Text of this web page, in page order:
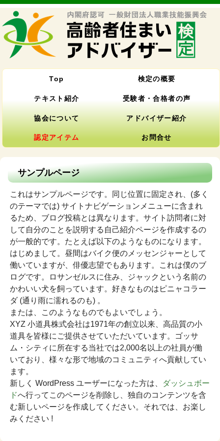
Top 検定の概要
テキスト紹介 受験者・合格者の声
協会について アドバイザー紹介
認定アイテム お問合せ
サンプルページ
これはサンプルページです。同じ位置に固定され、(多く
のテーマでは) サイトナビゲーションメニューに含まれ
るため、ブログ投稿とは異なります。サイト訪問者に対
して自分のことを説明する自己紹介ページを作成するの
が一般的です。たとえば以下のようなものになります。
はじめまして。昼間はバイク便のメッセンジャーとして
働いていますが、俳優志望でもあります。これは僕のブ
ログです。ロサンゼルスに住み、ジャックという名前の
かわいい犬を飼っています。好きなものはピニャコラー
ダ (通り雨に濡れるのも) 。
または、このようなものでもよいでしょう。
XYZ 小道具株式会社は1971年の創立以来、高品質の小
道具を皆様にご提供させていただいています。ゴッサ
ム・シティに所在する当社では2,000名以上の社員が働
いており、様々な形で地域のコミュニティへ貢献してい
ます。
新しく WordPress ユーザーになった方は、
ダッシュボー
ドへ行ってこのページを削除し、独自のコンテンツを含
む新しいページを作成してください。それでは、お楽し
みください !